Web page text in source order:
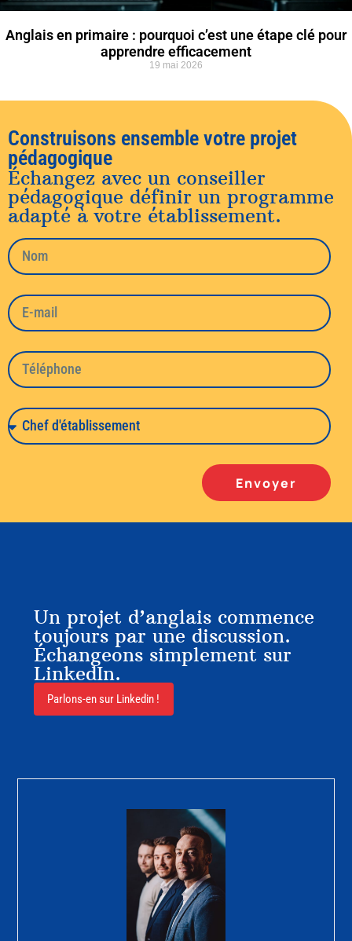
Anglais en primaire : pourquoi c’est une étape clé pour
apprendre efficacement
19 mai 2026
Construisons ensemble votre projet
pédagogique
Échangez avec un conseiller
pédagogique définir un programme
adapté à votre établissement.
Envoyer
Un projet d’anglais commence
toujours par une discussion.
Échangeons simplement sur
LinkedIn.
Parlons-en sur Linkedin !